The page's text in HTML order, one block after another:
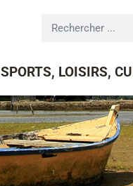
SPORTS, LOISIRS,